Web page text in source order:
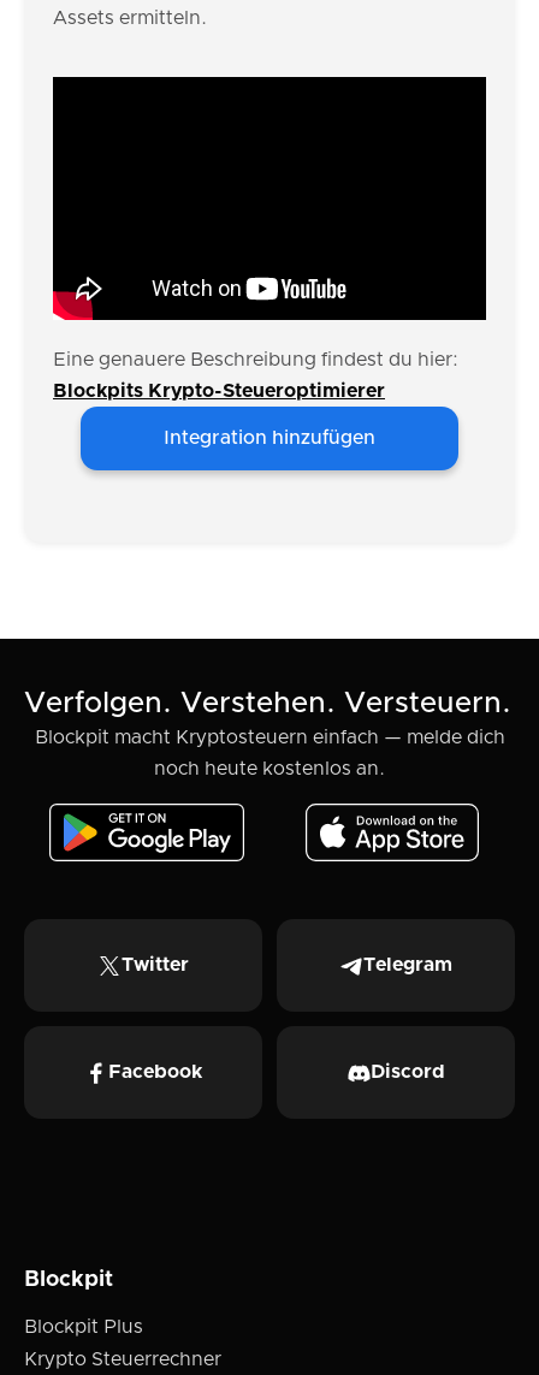
Assets ermitteln.
Eine genauere Beschreibung findest du hier:
Blockpits Krypto-Steueroptimierer
Integration hinzufügen
Verfolgen. Verstehen. Versteuern.
Blockpit macht Kryptosteuern einfach — melde dich
noch heute kostenlos an.
Twitter Telegram
Facebook Discord
Blockpit
Blockpit Plus
Krypto Steuerrechner